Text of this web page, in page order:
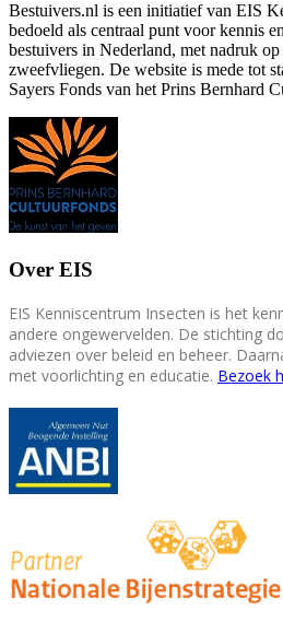
Bestuivers.nl is een initiatief van EIS
bedoeld als centraal punt voor kennis
bestuivers in Nederland, met nadruk
zweefvliegen. De website is mede tot
Sayers Fonds van het Prins Bernhard
Over EIS
EIS Kenniscentrum Insecten is het
andere ongewervelden. De stichting
adviezen over beleid en beheer.
met voorlichting en educatie. Bezoek